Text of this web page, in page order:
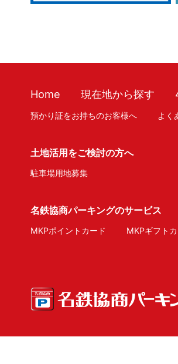
Home 現在地から探す
預かり証をお持ちのお客様へ よく
土地活用をご検討の方へ
駐車場用地募集
名鉄協商パーキングのサービス
MKPポイントカード MKPギフト